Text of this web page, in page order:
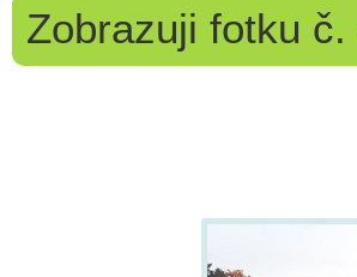
Zobrazuji fotku č.